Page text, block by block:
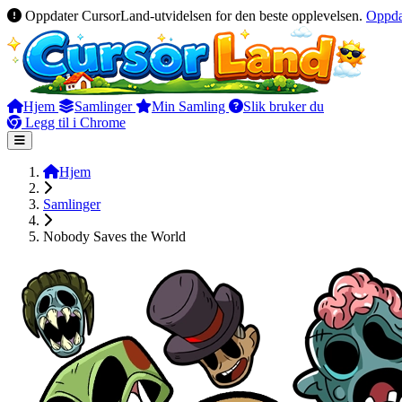
Oppdater CursorLand-utvidelsen for den beste opplevelsen.
Hjem Samlinger Min Samling
Slik bruker du
Legg til i Chrome
Hjem
Samlinger
Nobody Saves the World